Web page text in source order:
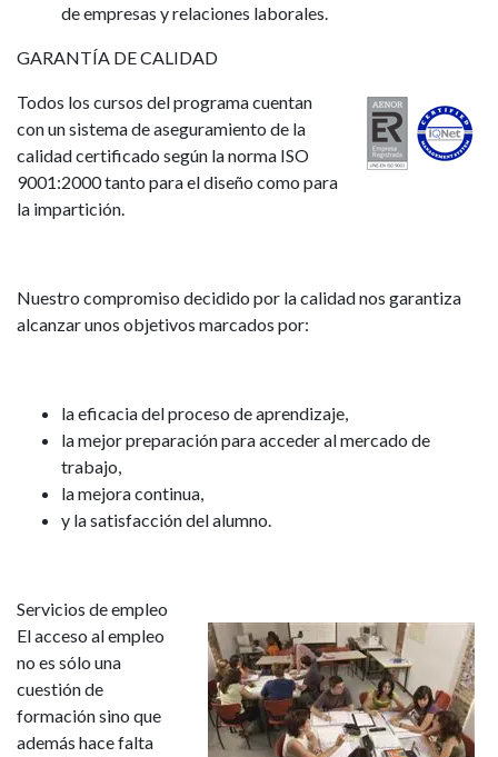
de empresas y relaciones laborales.
GARANTÍA DE CALIDAD
Todos los cursos del programa cuentan
con un sistema de aseguramiento de la
calidad certificado según la norma ISO
9001:2000 tanto para el diseño como para
la impartición.
Nuestro compromiso decidido por la calidad nos garantiza
alcanzar unos objetivos marcados por:
la eficacia del proceso de aprendizaje,
la mejor preparación para acceder al mercado de
trabajo,
la mejora continua,
y la satisfacción del alumno.
Servicios de empleo
El acceso al empleo
no es sólo una
cuestión de
formación sino que
además hace falta